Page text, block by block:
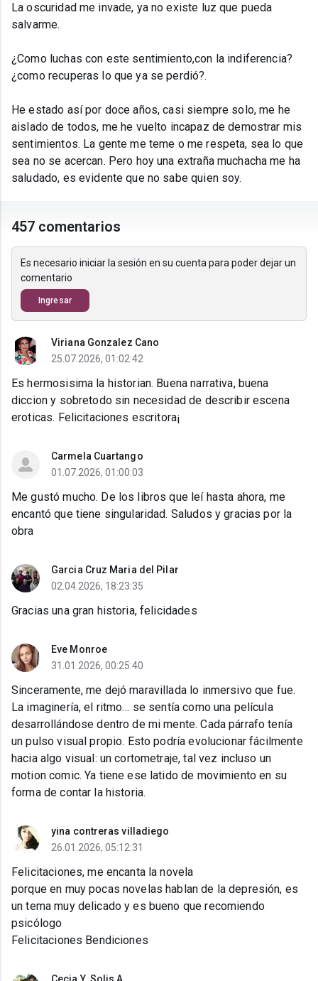
La oscuridad me invade, ya no existe luz que pueda
salvarme.
¿Como luchas con este sentimiento,con la indiferencia?
¿como recuperas lo que ya se perdió?.
He estado así por doce años, casi siempre solo, me he
aislado de todos, me he vuelto incapaz de demostrar mis
sentimientos. La gente me teme o me respeta, sea lo que
sea no se acercan. Pero hoy una extraña muchacha me ha
saludado, es evidente que no sabe quien soy.
457 comentarios
Es necesario iniciar la sesión en su cuenta para poder dejar un
comentario
Ingresar
Viriana Gonzalez Cano
25.07.2026, 01:02:42
Es hermosisima la historian. Buena narrativa, buena
diccion y sobretodo sin necesidad de describir escena
eroticas. Felicitaciones escritora¡
Carmela Cuartango
01.07.2026, 01:00:03
Me gustó mucho. De los libros que leí hasta ahora, me
encantó que tiene singularidad. Saludos y gracias por la
obra
Garcia Cruz Maria del Pilar
02.04.2026, 18:23:35
Gracias una gran historia, felicidades
Eve Monroe
31.01.2026, 00:25:40
Sinceramente, me dejó maravillada lo inmersivo que fue.
La imaginería, el ritmo… se sentía como una película
desarrollándose dentro de mi mente. Cada párrafo tenía
un pulso visual propio. Esto podría evolucionar fácilmente
hacia algo visual: un cortometraje, tal vez incluso un
motion comic. Ya tiene ese latido de movimiento en su
forma de contar la historia.
yina contreras villadiego
26.01.2026, 05:12:31
Felicitaciones, me encanta la novela
porque en muy pocas novelas hablan de la depresión, es
un tema muy delicado y es bueno que recomiendo
psicólogo
Felicitaciones Bendiciones